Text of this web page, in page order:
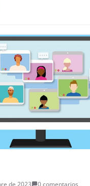
de 2023
0 comentarios